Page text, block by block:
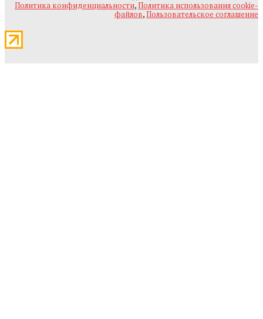
Политика конфиденциальности,Политика использования cookie-
файлов,Пользовательское соглашение